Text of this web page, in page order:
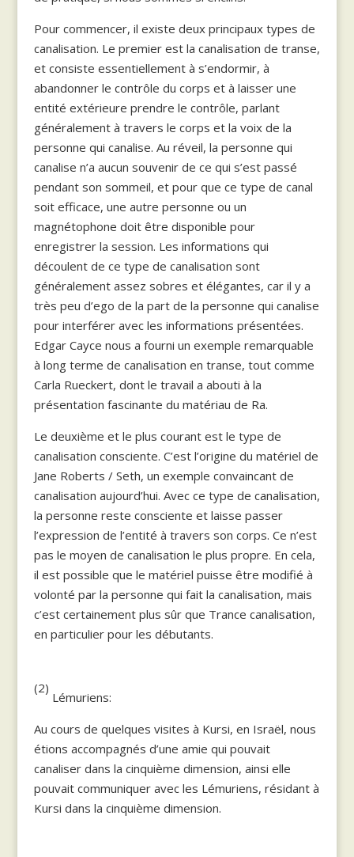
Pour commencer, il existe deux principaux types de
canalisation. Le premier est la canalisation de transe,
et consiste essentiellement à s’endormir, à
abandonner le contrôle du corps et à laisser une
entité extérieure prendre le contrôle, parlant
généralement à travers le corps et la voix de la
personne qui canalise. Au réveil, la personne qui
canalise n’a aucun souvenir de ce qui s’est passé
pendant son sommeil, et pour que ce type de canal
soit efficace, une autre personne ou un
magnétophone doit être disponible pour
enregistrer la session. Les informations qui
découlent de ce type de canalisation sont
généralement assez sobres et élégantes, car il y a
très peu d’ego de la part de la personne qui canalise
pour interférer avec les informations présentées.
Edgar Cayce nous a fourni un exemple remarquable
à long terme de canalisation en transe, tout comme
Carla Rueckert, dont le travail a abouti à la
présentation fascinante du matériau de Ra.
Le deuxième et le plus courant est le type de
canalisation consciente. C’est l’origine du matériel de
Jane Roberts / Seth, un exemple convaincant de
canalisation aujourd’hui. Avec ce type de canalisation,
la personne reste consciente et laisse passer
l’expression de l’entité à travers son corps. Ce n’est
pas le moyen de canalisation le plus propre. En cela,
il est possible que le matériel puisse être modifié à
volonté par la personne qui fait la canalisation, mais
c’est certainement plus sûr que Trance canalisation,
en particulier pour les débutants.
(2)
Lémuriens:
Au cours de quelques visites à Kursi, en Israël, nous
étions accompagnés d’une amie qui pouvait
canaliser dans la cinquième dimension, ainsi elle
pouvait communiquer avec les Lémuriens, résidant à
Kursi dans la cinquième dimension.